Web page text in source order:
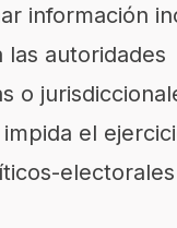
información
las autoridades
o
el